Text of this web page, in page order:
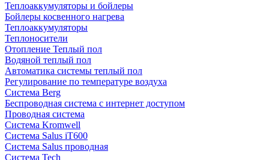
Теплоаккумуляторы и бойлеры
Бойлеры косвенного нагрева
Теплоаккумуляторы
Теплоносители
Отопление Теплый пол
Водяной теплый пол
Автоматика системы теплый пол
Регулирование по температуре воздуха
Система Berg
Беспроводная система с интернет доступом
Проводная система
Система Kromwell
Система Salus iT600
Система Salus проводная
Система Tech